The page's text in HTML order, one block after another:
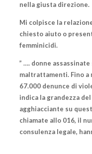
nella giusta direzione.
Mi colpisce la
chiesto aiuto o
femminicidi.
” …. donne
maltrattamenti. Fino a
67.000 denunce di
indica la grandezza
agghiacciante su
chiamate allo 016, il
consulenza legale,